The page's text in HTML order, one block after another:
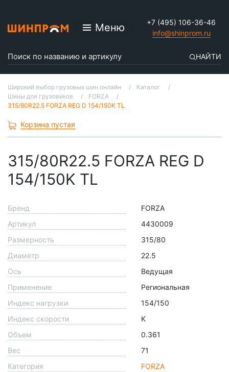
Меню
+7 (495) 106-36-46
info@shinprom.ru
НАЙТИ
Широкий выбор грузовых шин онлайн
Каталог
Шины для грузовиков
FORZA
315/80R22.5 FORZA REG D 154/150K TL
Корзина пустая
315/80R22.5 FORZA REG D
154/150K TL
Бренд
FORZA
Артикул
4430009
Размерность
315/80
Диаметр
22.5
Ось
Ведущая
Применение
Региональная
Индекс нагрузки
154/150
Индекс скорости
K
Объем
0.361
Вес
71
Категория
FORZA